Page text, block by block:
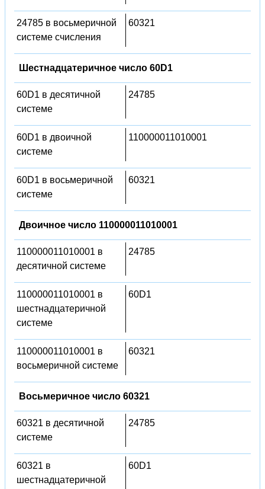
24785 в восьмеричной
системе счисления
60321
Шестнадцатеричное число 60D1
60D1 в десятичной
системе
24785
60D1 в двоичной
системе
110000011010001
60D1 в восьмеричной
системе
60321
Двоичное число 110000011010001
110000011010001 в
десятичной системе
24785
110000011010001 в
шестнадцатеричной
системе
60D1
110000011010001 в
восьмеричной системе
60321
Восьмеричное число 60321
60321 в десятичной
системе
24785
60321 в
шестнадцатеричной
60D1